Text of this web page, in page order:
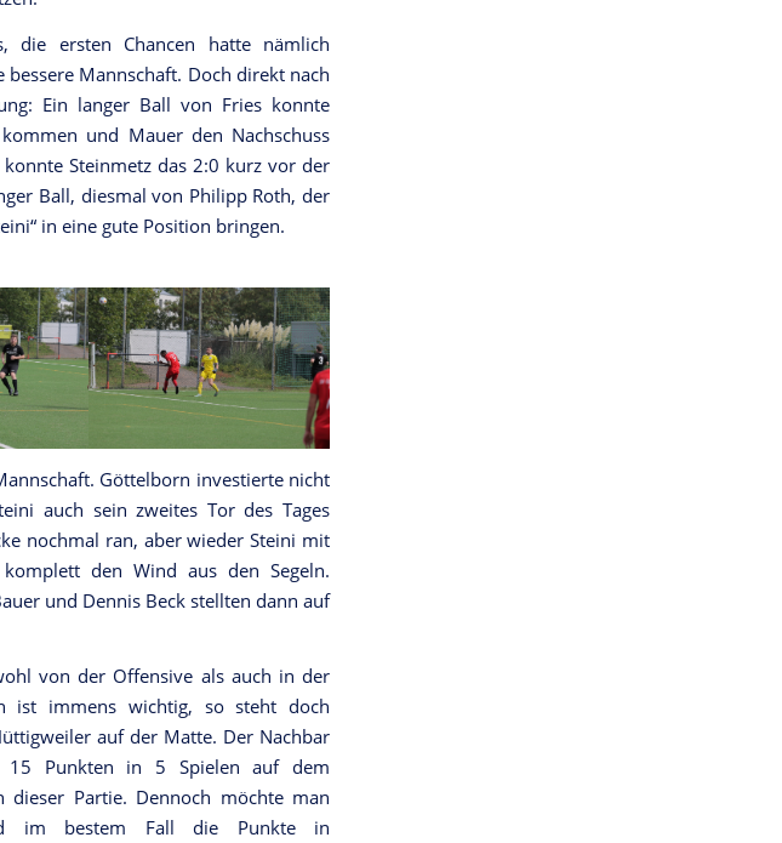
die ersten Chancen hatte nämlich
Mannschaft. Doch direkt nach
Ein langer Ball von Fries konnte
und Mauer den Nachschuss
Steinmetz das 2:0 kurz vor der
Ball, diesmal von Philipp Roth, der
in eine gute Position bringen.
Göttelborn investierte nicht
auch sein zweites Tor des Tages
nochmal ran, aber wieder Steini mit
den Wind aus den Segeln.
und Dennis Beck stellten dann auf
von der Offensive als auch in der
ist immens wichtig, so steht doch
auf der Matte. Der Nachbar
Punkten in 5 Spielen auf dem
Partie. Dennoch möchte man
im bestem Fall die Punkte in